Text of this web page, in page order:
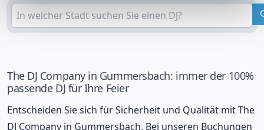
The DJ Company in Gummersbach: immer der 100%
passende DJ für Ihre Feier
Entscheiden Sie sich für Sicherheit und Qualität mit The
DJ Company in Gummersbach. Bei unseren Buchungen